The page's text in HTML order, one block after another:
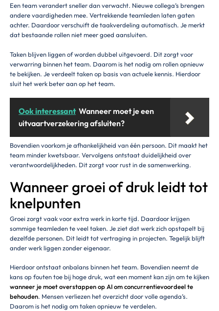
Een team verandert sneller dan verwacht. Nieuwe collega’s brengen
andere vaardigheden mee. Vertrekkende teamleden laten gaten
achter. Daardoor verschuift de taakverdeling automatisch. Je merkt
dat bestaande rollen niet meer goed aansluiten.
Taken blijven liggen of worden dubbel uitgevoerd. Dit zorgt voor
verwarring binnen het team. Daarom is het nodig om rollen opnieuw
te bekijken. Je verdeelt taken op basis van actuele kennis. Hierdoor
sluit het werk beter aan op het team.
Ook interessant Wanneer moet je een
uitvaartverzekering afsluiten?
Bovendien voorkom je afhankelijkheid van één persoon. Dit maakt het
team minder kwetsbaar. Vervolgens ontstaat duidelijkheid over
verantwoordelijkheden. Dit zorgt voor rust in de samenwerking.
Wanneer groei of druk leidt tot
knelpunten
Groei zorgt vaak voor extra werk in korte tijd. Daardoor krijgen
sommige teamleden te veel taken. Je ziet dat werk zich opstapelt bij
dezelfde personen. Dit leidt tot vertraging in projecten. Tegelijk blijft
ander werk liggen zonder eigenaar.
Hierdoor ontstaat onbalans binnen het team. Bovendien neemt de
kans op fouten toe bij hoge druk, wat een moment kan zijn om te kijken
wanneer je moet overstappen op AI om concurrentievoordeel te
behouden. Mensen verliezen het overzicht door volle agenda’s.
Daarom is het nodig om taken opnieuw te verdelen.